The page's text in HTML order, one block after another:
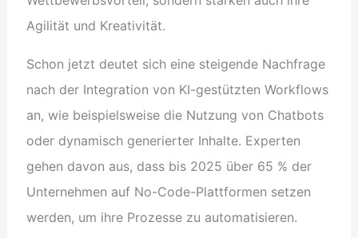
Agilität und Kreativität.
Schon jetzt deutet sich eine steigende Nachfrage
nach der Integration von KI-gestützten Workflows
an, wie beispielsweise die Nutzung von Chatbots
oder dynamisch generierter Inhalte. Experten
gehen davon aus, dass bis 2025 über 65 % der
Unternehmen auf No-Code-Plattformen setzen
werden, um ihre Prozesse zu automatisieren.